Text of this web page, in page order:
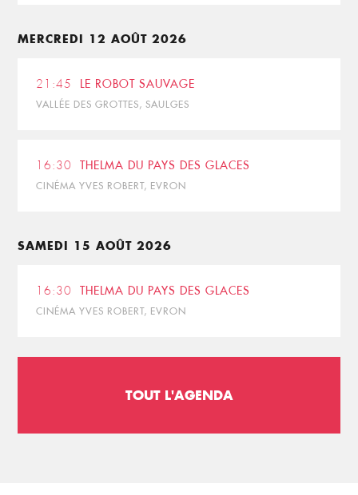
MERCREDI 12 AOÛT 2026
21:45 LE ROBOT SAUVAGE
VALLÉE DES GROTTES, SAULGES
16:30 THELMA DU PAYS DES GLACES
CINÉMA YVES ROBERT, EVRON
SAMEDI 15 AOÛT 2026
16:30 THELMA DU PAYS DES GLACES
CINÉMA YVES ROBERT, EVRON
TOUT L'AGENDA